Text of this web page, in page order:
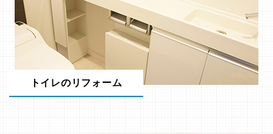
トイレのリフォーム